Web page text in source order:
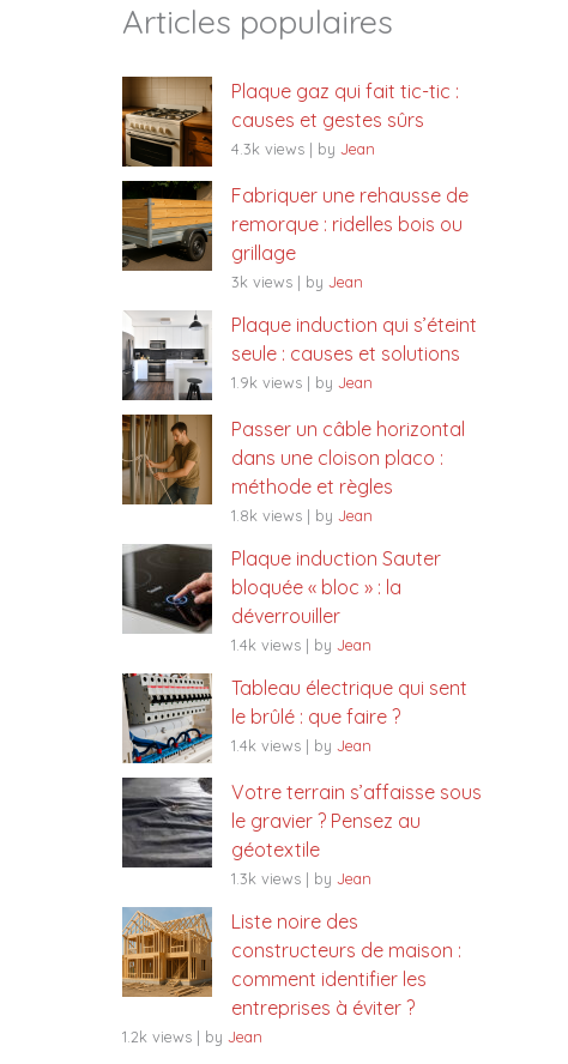
Articles populaires
Plaque gaz qui fait tic-tic :
causes et gestes sûrs
4.3k views | by Jean
Fabriquer une rehausse de
remorque : ridelles bois ou
grillage
3k views | by Jean
Plaque induction qui s’éteint
seule : causes et solutions
1.9k views | by Jean
Passer un câble horizontal
dans une cloison placo :
méthode et règles
1.8k views | by Jean
Plaque induction Sauter
bloquée « bloc » : la
déverrouiller
1.4k views | by Jean
Tableau électrique qui sent
le brûlé : que faire ?
1.4k views | by Jean
Votre terrain s’affaisse sous
le gravier ? Pensez au
géotextile
1.3k views | by Jean
Liste noire des
constructeurs de maison :
comment identifier les
entreprises à éviter ?
1.2k views | by Jean